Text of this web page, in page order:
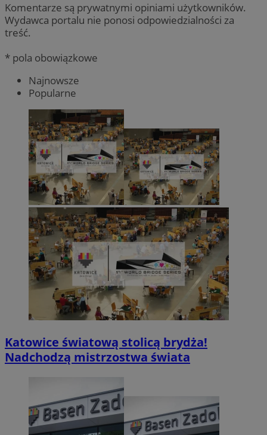
Komentarze są prywatnymi opiniami użytkowników.
Wydawca portalu nie ponosi odpowiedzialności za
treść.
* pola obowiązkowe
Najnowsze
Popularne
Katowice światową stolicą brydża!
Nadchodzą mistrzostwa świata